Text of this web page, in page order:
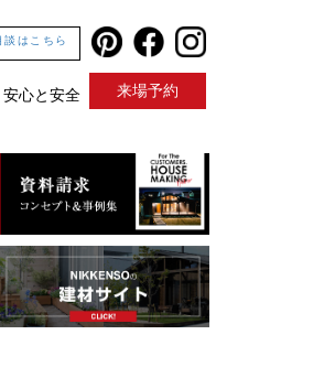
はこちら
安心と安全 来場予約